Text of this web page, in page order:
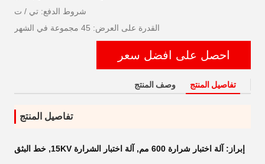
شروط الدفع: تي / ت
القدرة على العرض: 45 مجموعة في الشهر
احصل على افضل سعر
تفاصيل المنتج وصف المنتج
تفاصيل المنتج
إبراز: آلة اختبار شرارة 600 مم , آلة اختبار الشرارة 15KV , خط البثق